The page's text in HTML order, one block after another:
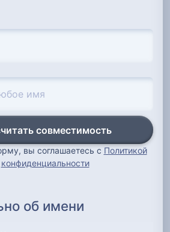
совместимость
вы соглашаетесь с Политикой
конфиденциальности
об имени